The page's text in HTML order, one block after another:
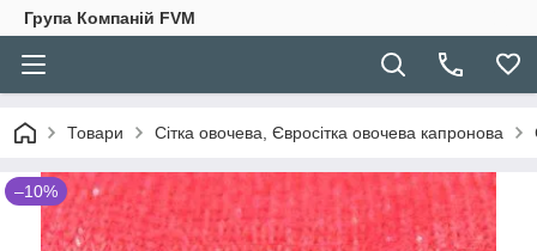
Група Компаній FVM
Товари Сітка овочева, Євросітка овочева капронова
–10%